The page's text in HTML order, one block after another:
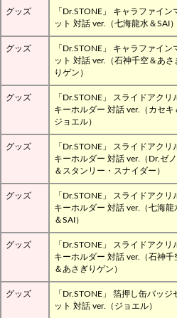
グッズ
「Dr.STONE」 キャラファイン
ット 対話 ver.（七海龍水＆SAI）
グッズ
「Dr.STONE」 キャラファイン
ット 対話 ver.（石神千空＆あさ
りゲン）
グッズ
「Dr.STONE」 スライドアクリ
キーホルダー 対話 ver.（カセキ
ジョエル）
グッズ
「Dr.STONE」 スライドアクリ
キーホルダー 対話 ver.（Dr.ゼノ
＆スタンリー・スナイダー）
グッズ
「Dr.STONE」 スライドアクリ
キーホルダー 対話 ver.（七海龍
＆SAI）
グッズ
「Dr.STONE」 スライドアクリ
キーホルダー 対話 ver.（石神千
＆あさぎりゲン）
グッズ
「Dr.STONE」 箔押し缶バッジ
ット 対話 ver.（ジョエル）